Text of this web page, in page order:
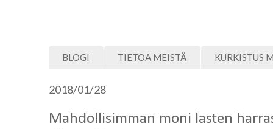
BLOGI TIETOA MEISTÄ KURKISTUS
2018/01/28
Mahdollisimman moni lasten